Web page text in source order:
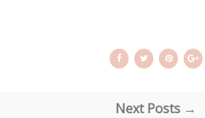
Next Posts →